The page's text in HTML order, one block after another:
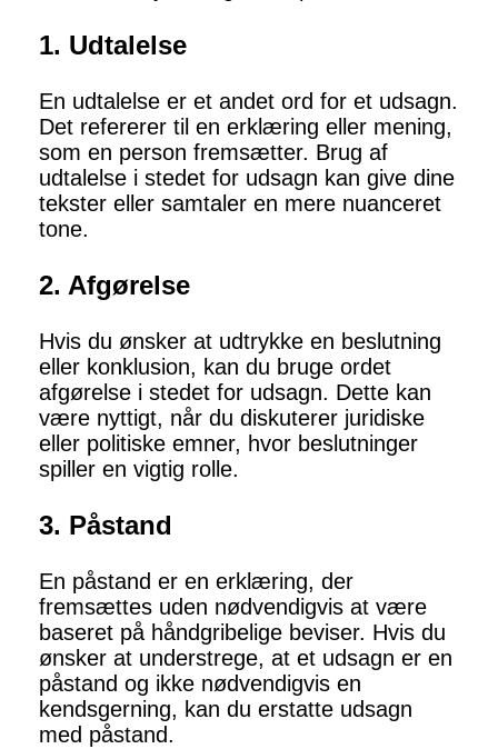
1. Udtalelse
En udtalelse er et andet ord for et udsagn.
Det refererer til en erklæring eller mening,
som en person fremsætter. Brug af
udtalelse i stedet for udsagn kan give dine
tekster eller samtaler en mere nuanceret
tone.
2. Afgørelse
Hvis du ønsker at udtrykke en beslutning
eller konklusion, kan du bruge ordet
afgørelse i stedet for udsagn. Dette kan
være nyttigt, når du diskuterer juridiske
eller politiske emner, hvor beslutninger
spiller en vigtig rolle.
3. Påstand
En påstand er en erklæring, der
fremsættes uden nødvendigvis at være
baseret på håndgribelige beviser. Hvis du
ønsker at understrege, at et udsagn er en
påstand og ikke nødvendigvis en
kendsgerning, kan du erstatte udsagn
med påstand.